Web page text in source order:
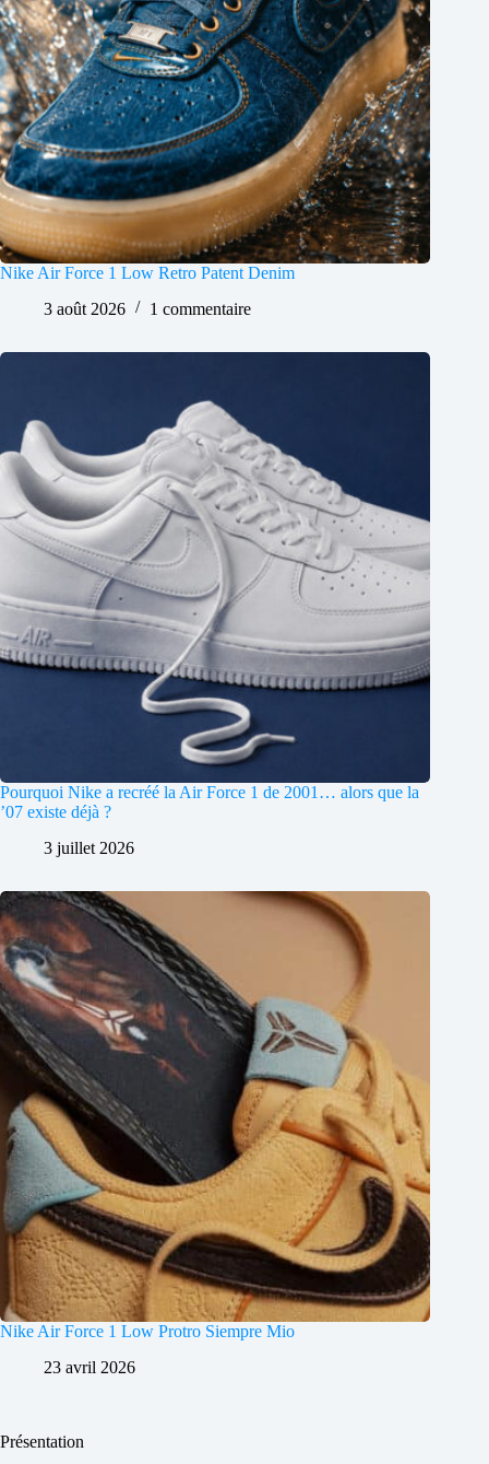
Nike Air Force 1 Low Retro Patent Denim
3 août 2026
1 commentaire
Pourquoi Nike a recréé la Air Force 1 de 2001… alors que la
’07 existe déjà ?
3 juillet 2026
Nike Air Force 1 Low Protro Siempre Mio
23 avril 2026
Présentation